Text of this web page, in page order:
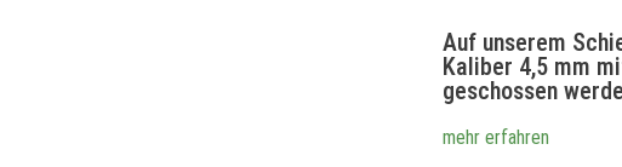
Auf unserem
Kaliber 4,5 mm
geschossen
mehr erfahren